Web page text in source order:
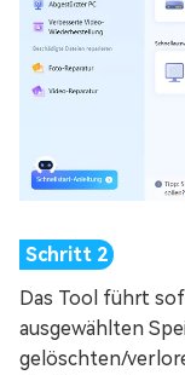
Das Tool führt
ausgewählten
gelöschten/